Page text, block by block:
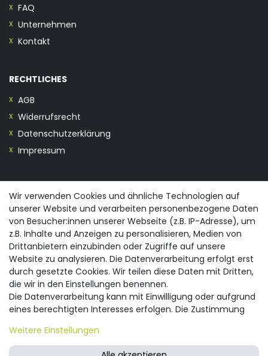
FAQ
Unternehmen
Kontakt
RECHTLICHES
AGB
Widerrufsrecht
Datenschutzerklärung
Impressum
0355/28913230
info@spreewald-praesente.de
Gubener Straße 19, 03042 Cottbus
© 2026 spreewald-praesente.de| Design by neoprisma
Wir verwenden Cookies und ähnliche Technologien auf
unserer Website und verarbeiten personenbezogene Daten
von Besucher:innen unserer Webseite (z.B. IP-Adresse), um
z.B. Inhalte und Anzeigen zu personalisieren, Medien von
Drittanbietern einzubinden oder Zugriffe auf unsere
Website zu analysieren. Die Datenverarbeitung erfolgt erst
durch gesetzte Cookies. Wir teilen diese Daten mit Dritten,
die wir in den Einstellungen benennen.
Die Datenverarbeitung kann mit Einwilligung oder aufgrund
eines berechtigten Interesses erfolgen. Die Zustimmung
nicht einzuwilligen und die Einwilligung zu einem späteren
Zeitpunkt zu ändern oder zu widerrufen. Beachten Sie unser
Weitere Einstellungen